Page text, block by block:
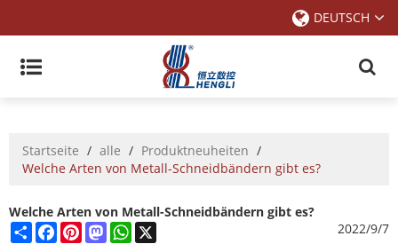
DEUTSCH
Startseite / alle / Produktneuheiten /
Welche Arten von Metall-Schneidbändern gibt es?
Welche Arten von Metall-Schneidbändern gibt es?
ShareFacebook
PinterestMastodonWhatsApp 2022/9/7